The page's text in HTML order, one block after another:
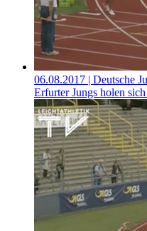
06.08.2017 | Deutsche
Erfurter Jungs holen